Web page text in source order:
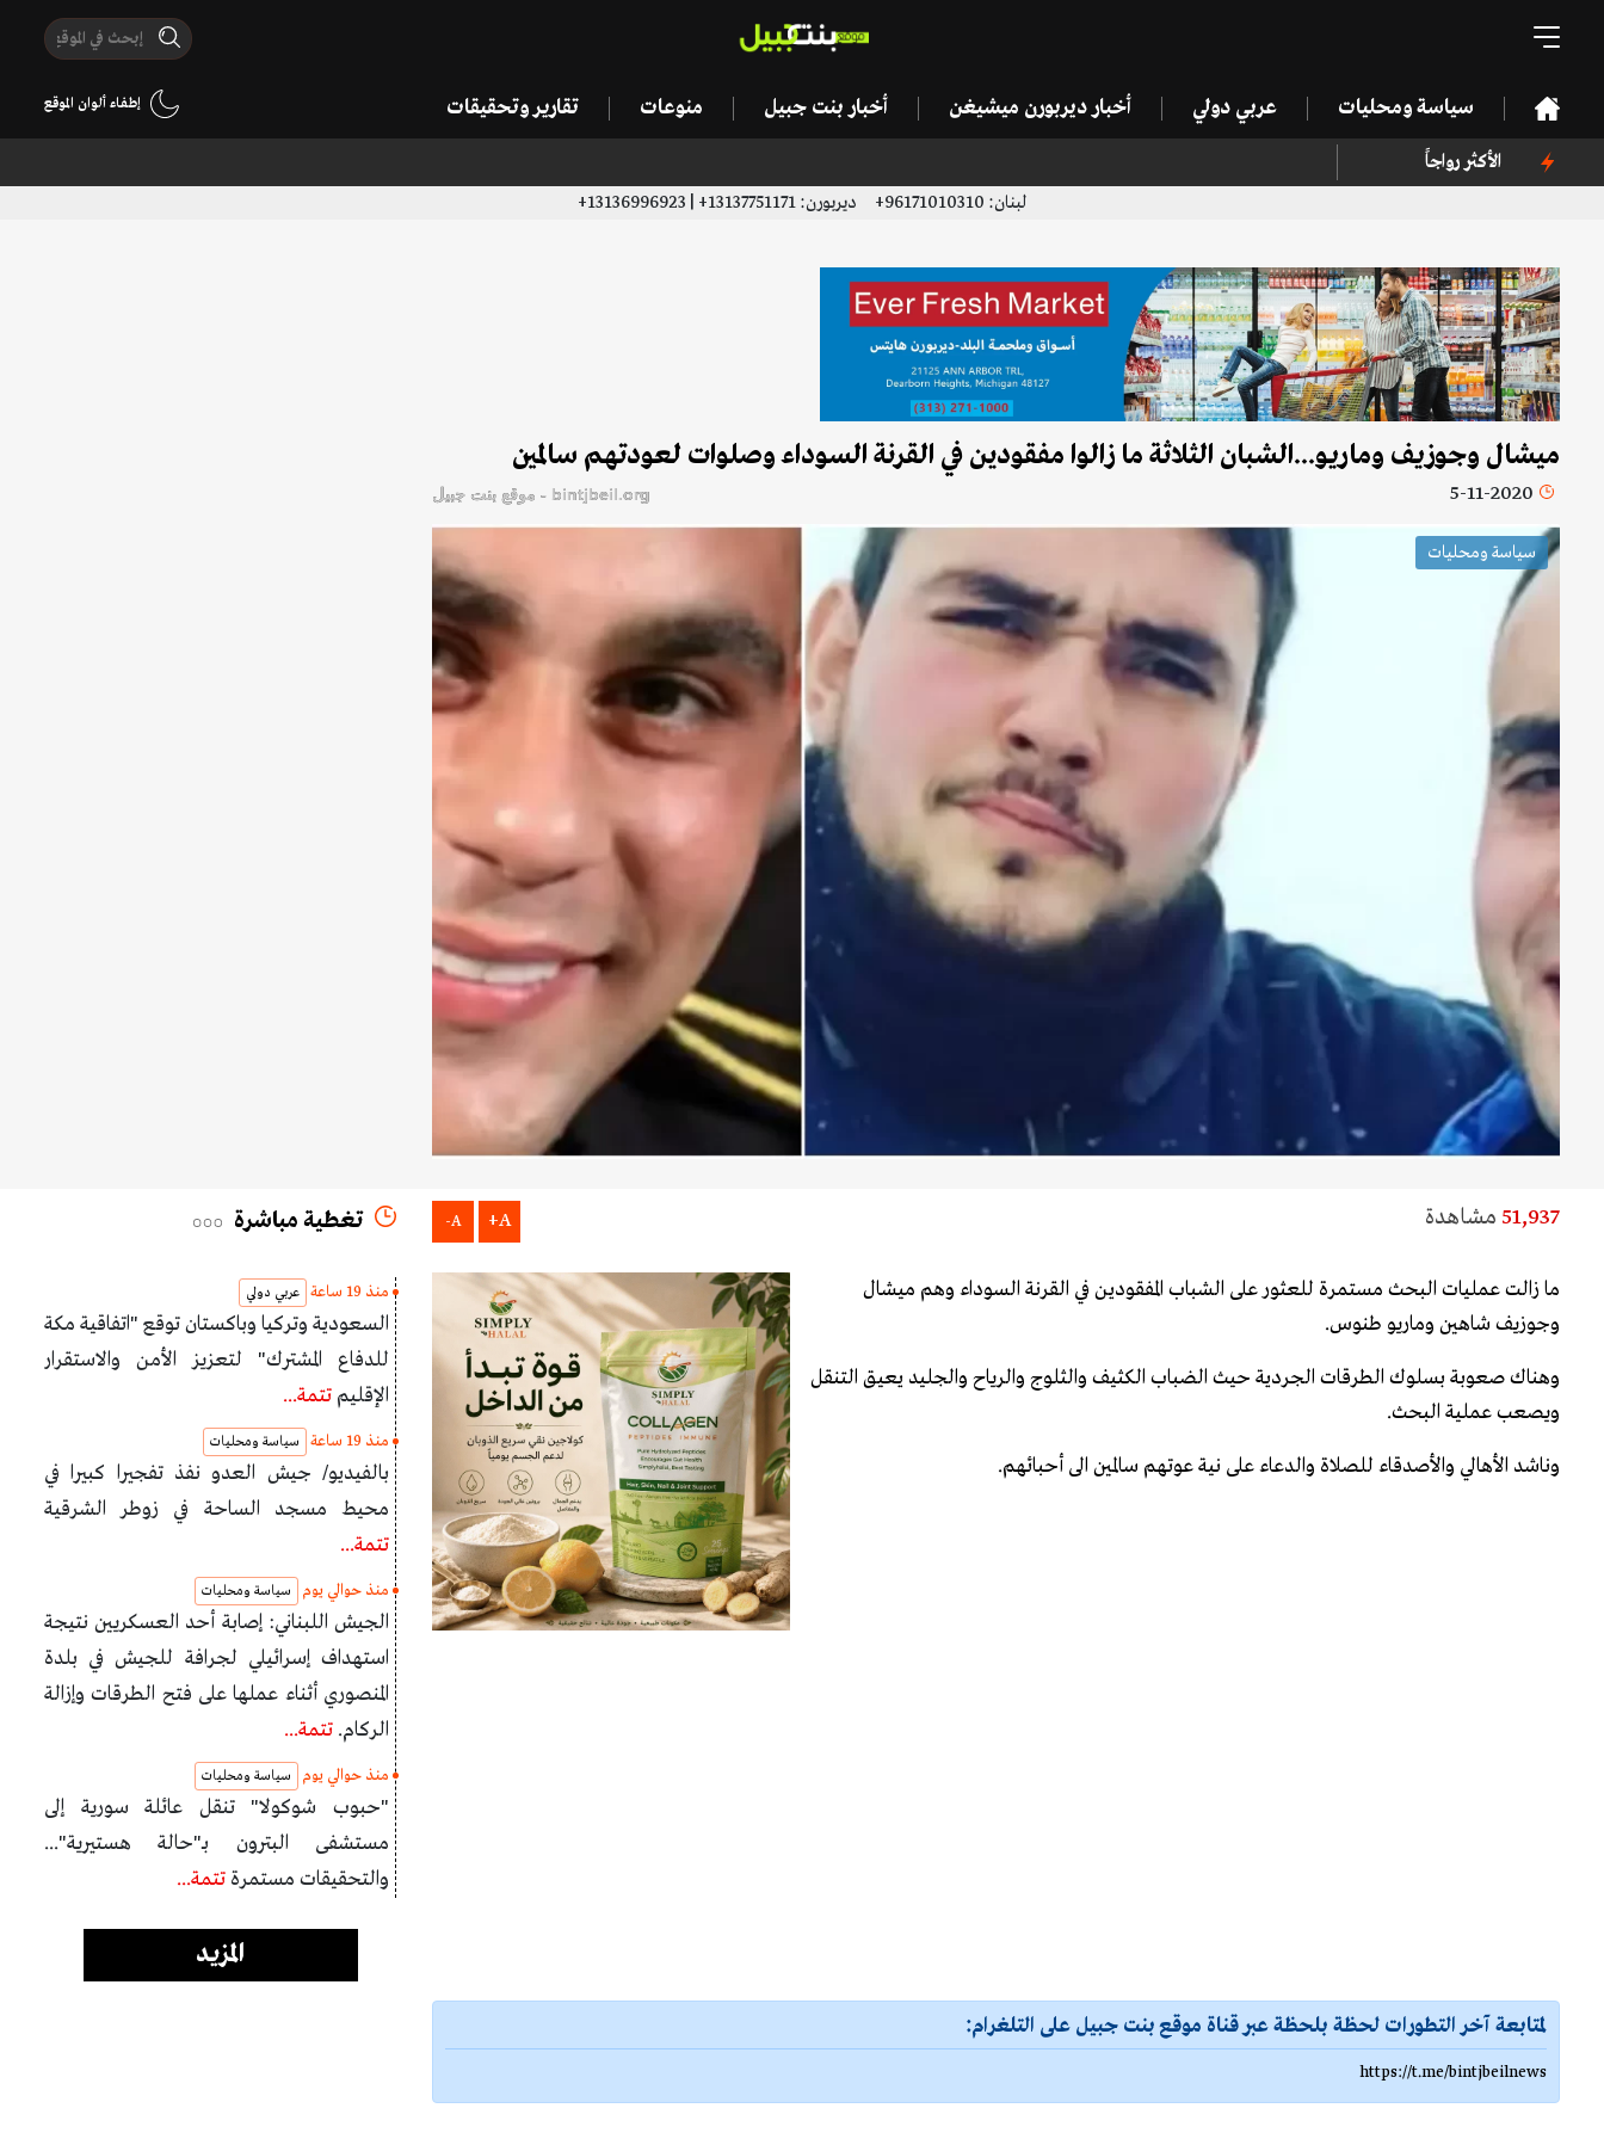
سياسة ومحليات عربي دولي أخبار ديربورن ميشيغن أخبار بنت جبيل منوعات تقارير وتحقيقات إطفاء ألوان الموقع
الأكثر رواجاً
لبنان: 96171010310+ ديربورن: 13137751171+ | 13136996923+
ميشال وجوزيف وماريو...الشبان الثلاثة ما زالوا مفقودين في القرنة السوداء وصلوات لعودتهم سالمين
5-11-2020 bintjbeil.org - موقع بنت جبيل
سياسة ومحليات
51,937 مشاهدة A+
A-
ما زالت عمليات البحث مستمرة للعثور على الشباب المفقودين في القرنة السوداء وهم ميشال
وجوزيف شاهين وماريو طنوس.
وهناك صعوبة بسلوك الطرقات الجردية حيث الضباب الكثيف والثلوج والرياح والجليد يعيق التنقل
ويصعب عملية البحث.
وناشد الأهالي والأصدقاء للصلاة والدعاء على نية عوتهم سالمين الى أحبائهم.
لمتابعة آخر التطورات لحظة بلحظة عبر قناة موقع بنت جبيل على التلغرام:
https://t.me/bintjbeilnews
تغطية مباشرة
منذ 19 ساعة عربي دولي
السعودية وتركيا وباكستان توقع "اتفاقية مكة
للدفاع المشترك" لتعزيز الأمن والاستقرار
الإقليم تتمة...
منذ 19 ساعة سياسة ومحليات
بالفيديو/ جيش العدو نفذ تفجيرا كبيرا في
محيط مسجد الساحة في زوطر الشرقية
تتمة...
منذ حوالي يوم سياسة ومحليات
الجيش اللبناني: إصابة أحد العسكريين نتيجة
استهداف إسرائيلي لجرافة للجيش في بلدة
المنصوري أثناء عملها على فتح الطرقات وإزالة
الركام. تتمة...
منذ حوالي يوم سياسة ومحليات
"حبوب شوكولا" تنقل عائلة سورية إلى
مستشفى البترون بـ"حالة هستيرية"...
والتحقيقات مستمرة تتمة...
المزيد